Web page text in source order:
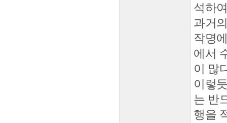
석하
과거
작명
에서
이 많
이렇
는 반
행을